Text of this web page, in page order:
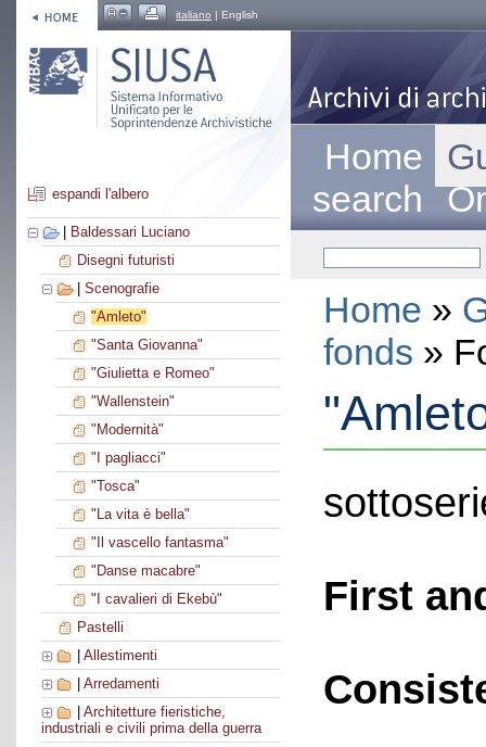
italiano | English
espandi l'albero
Baldessari Luciano
Disegni futuristi
Scenografie
"Amleto"
"Santa Giovanna"
"Giulietta e Romeo"
"Wallenstein"
"Modernità"
"I pagliacci"
"Tosca"
"La vita è bella"
"Il vascello fantasma"
"Danse macabre"
"I cavalieri di Ekebù"
Pastelli
Allestimenti
Arredamenti
Architetture fieristiche,
industriali e civili prima della guerra
Home
search
Home »
fonds »
First